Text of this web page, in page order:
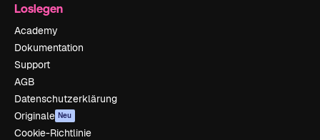
Loslegen
Academy
Dokumentation
Support
AGB
Datenschutzerklärung
Originale Neu
Cookie-Richtlinie